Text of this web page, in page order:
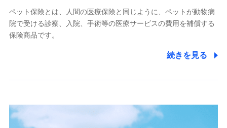
■少額短期保険
株式会社アシロ少額短期保険
(https://kailash.co.jp/)
スマートプラス少額短期保険株式会社
（https://www.smartplus-insurance.com/）
ペット保険とは、人間の医療保険と同じように、ペットが動物病
院で受ける診察、入院、手術等の医療サービスの費用を補償する
保険商品です。
続きを見る